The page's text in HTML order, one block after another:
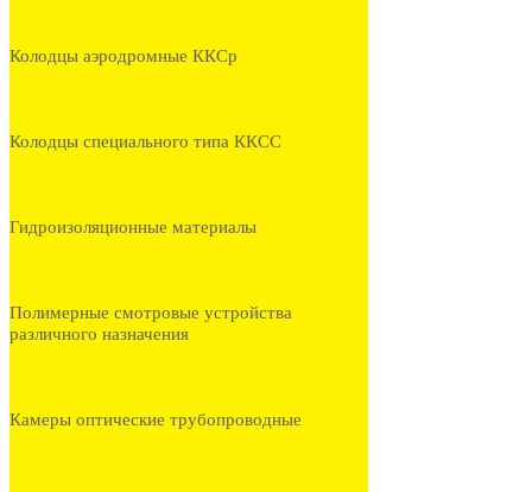
Колодцы аэродромные ККСр
Колодцы специального типа ККСС
Гидроизоляционные материалы
Полимерные смотровые устройства
различного назначения
Камеры оптические трубопроводные